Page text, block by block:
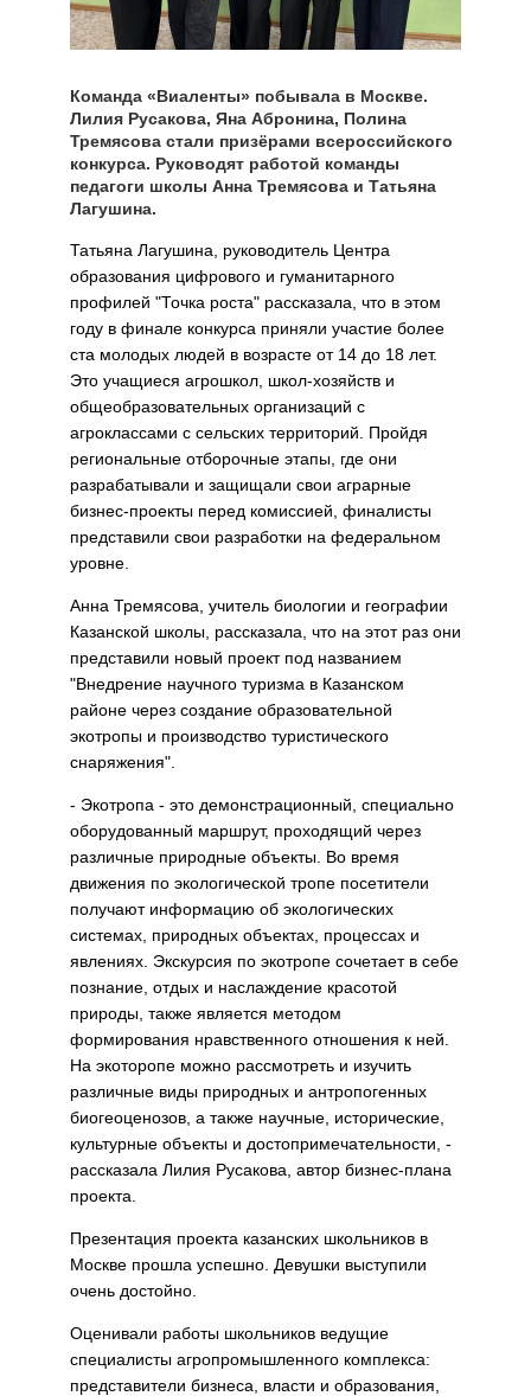
Команда «Виаленты» побывала в Москве.
Лилия Русакова, Яна Абронина, Полина
Тремясова стали призёрами всероссийского
конкурса. Руководят работой команды
педагоги школы Анна Тремясова и Татьяна
Лагушина.
Татьяна Лагушина, руководитель Центра
образования цифрового и гуманитарного
профилей "Точка роста" рассказала, что в этом
году в финале конкурса приняли участие более
ста молодых людей в возрасте от 14 до 18 лет.
Это учащиеся агрошкол, школ-хозяйств и
общеобразовательных организаций с
агроклассами с сельских территорий. Пройдя
региональные отборочные этапы, где они
разрабатывали и защищали свои аграрные
бизнес-проекты перед комиссией, финалисты
представили свои разработки на федеральном
уровне.
Анна Тремясова, учитель биологии и географии
Казанской школы, рассказала, что на этот раз они
представили новый проект под названием
"Внедрение научного туризма в Казанском
районе через создание образовательной
экотропы и производство туристического
снаряжения".
- Экотропа - это демонстрационный, специально
оборудованный маршрут, проходящий через
различные природные объекты. Во время
движения по экологической тропе посетители
получают информацию об экологических
системах, природных объектах, процессах и
явлениях. Экскурсия по экотропе сочетает в себе
познание, отдых и наслаждение красотой
природы, также является методом
формирования нравственного отношения к ней.
На экоторопе можно рассмотреть и изучить
различные виды природных и антропогенных
биогеоценозов, а также научные, исторические,
культурные объекты и достопримечательности, -
рассказала Лилия Русакова, автор бизнес-плана
проекта.
Презентация проекта казанских школьников в
Москве прошла успешно. Девушки выступили
очень достойно.
Оценивали работы школьников ведущие
специалисты агропромышленного комплекса:
представители бизнеса, власти и образования,